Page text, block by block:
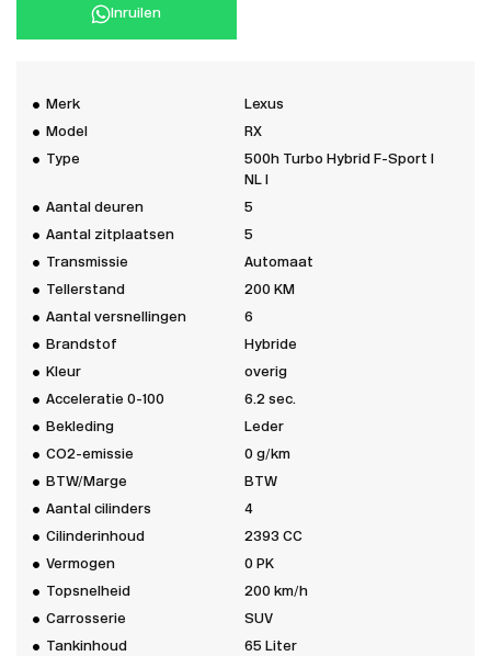
Inruilen
Merk
Lexus
Model
RX
Type
500h Turbo Hybrid F-Sport I
NL I
Aantal deuren
5
Aantal zitplaatsen
5
Transmissie
Automaat
Tellerstand
200 KM
Aantal versnellingen
6
Brandstof
Hybride
Kleur
overig
Acceleratie 0-100
6.2 sec.
Bekleding
Leder
CO2-emissie
0 g/km
BTW/Marge
BTW
Aantal cilinders
4
Cilinderinhoud
2393 CC
Vermogen
0 PK
Topsnelheid
200 km/h
Carrosserie
SUV
Tankinhoud
65 Liter